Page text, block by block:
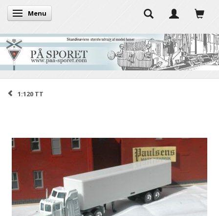
Skifte navigation
Menu
1:120 TT